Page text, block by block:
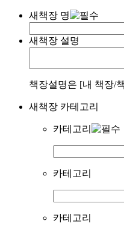
새책장 명
새책장 설명
책장설명은 [내 책장/
새책장 카테고리
카테고리
카테고리
카테고리